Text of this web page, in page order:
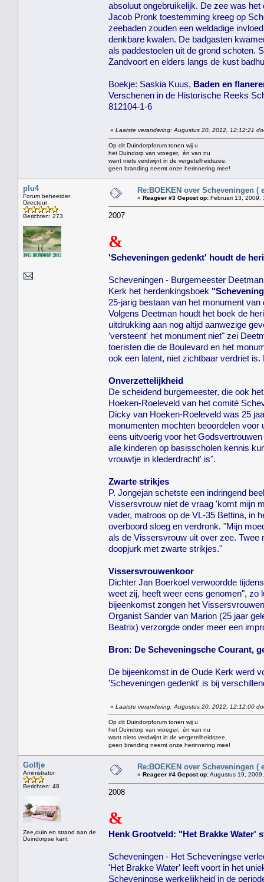
absoluut ongebruikelijk. De zee was
Jacob Pronk toestemming kreeg op
zeebaden zouden een weldadige
denkbare kwalen. De badgasten
als paddestoelen uit de grond schoten.
Zandvoort en elders langs de kust
Boekje: Saskia Kuus, Baden en
Verschenen in de Historische Reeks
812104-1-6
« Laatste verandering: Augustus 20, 2012, 12:12:21
Op dit Duindorpforum tonen wij u
het Duindorp van vroeger, én van nu
want niets verdwijnt in de vergetelheidszee,
geen branding neemt onze herinnering mee!
plu4
Forum beheerder
Directeur
Berichten: 273
Re:BOEKEN over Scheveningen (
« Reageer #3 Gepost op: Februari 13, 2009,
2007
&
'Scheveningen gedenkt' houdt de
Scheveningen - Burgemeester
Kerk het herdenkingsboek
25-jarig bestaan van het monument
Volgens Deetman houdt het boek de
uitdrukking aan nog altijd aanwezige
'versteent' het monument niet" zei
toeristen die de Boulevard en het
ook een latent, niet zichtbaar verdriet
Onverzettelijkheid
De scheidend burgemeester, die ook
Hoeken-Roeleveld van het comité
Dicky van Hoeken-Roeleveld was 25
monumenten mochten beoordelen
eens uitvoerig voor het
alle kinderen op basisscholen kennis
vrouwtje in klederdracht' is".
Zwarte strikjes
P. Jongejan schetste een indringend
Vissersvrouw niet de vraag 'komt mijn
vader, matroos op de VL-35 Bettina, in
overboord sloeg en verdronk. "Mijn
als de Vissersvrouw uit over zee. Twee
doopjurk met zwarte strikjes."
Vissersvrouwenkoor
Dichter Jan Boerkoel verwoordde
weet zij, heeft weer eens genomen", zo
bijeenkomst zongen het
Organist Sander van Marion (25 jaar
Beatrix) verzorgde onder meer een
Bron: De Scheveningsche Courant,
De bijeenkomst in de Oude Kerk werd
'Scheveningen gedenkt' is bij
« Laatste verandering: Augustus 20, 2012, 12:12:00
Op dit Duindorpforum tonen wij u
het Duindorp van vroeger, én van nu
want niets verdwijnt in de vergetelheidszee,
geen branding neemt onze herinnering mee!
Golfje
Aministrator
Berichten: 48
Zee,duin en strand aan de
Duindorpse kant
Re:BOEKEN over Scheveningen (
« Reageer #4 Gepost op:Augustus 19,
2008
&
Henk Grootveld: "Het Brakke Water'
Scheveningen - Het Scheveningse
'Het Brakke Water' leeft voort in het
Scheveningse werkelijkheid in de